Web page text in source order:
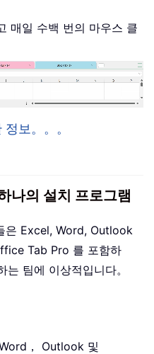
매일 수백 번의 마우스 클
보。。。
나의 설치 프로그램
은 Excel, Word, Outlook
Tab Pro 를 포함하
팀에 이상적입니다。
， Outlook 및